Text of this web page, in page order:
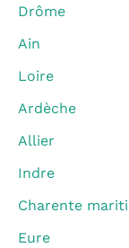
Drôme
Ain
Loire
Ardèche
Allier
Indre
Charente
Eure